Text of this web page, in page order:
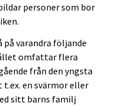
personer som bor
varandra följande
omfattar flera
från den yngsta
en svärmor eller
sitt barns familj